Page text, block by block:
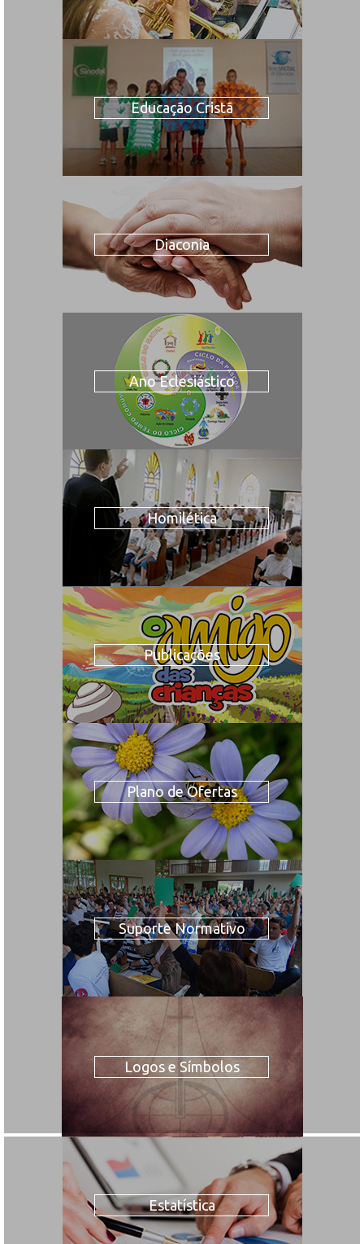
Educação Cristã
Diaconia
Ano Eclesiástico
Homilética
Publicações
Plano de Ofertas
Suporte Normativo
Logos e Símbolos
Estatística